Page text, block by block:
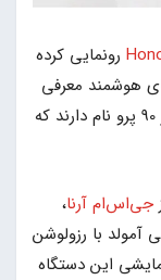
رونمایی کرده
هوشمند معرفی
کرد. گوشی‌های جدید این شرکت، آنر 90 و آنر 90 پرو نام دارند که
جی‌اس‌ام آرنا،
به صفحه نمایش 6.78 اینچی آمولد با رزولوشن
نمایشی این دستگاه